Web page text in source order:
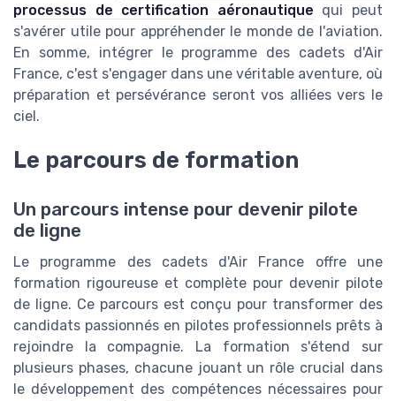
processus de certification aéronautique qui peut
s'avérer utile pour appréhender le monde de l'aviation.
En somme, intégrer le programme des cadets d'Air
France, c'est s'engager dans une véritable aventure, où
préparation et persévérance seront vos alliées vers le
ciel.
Le parcours de formation
Un parcours intense pour devenir pilote
de ligne
Le programme des cadets d'Air France offre une
formation rigoureuse et complète pour devenir pilote
de ligne. Ce parcours est conçu pour transformer des
candidats passionnés en pilotes professionnels prêts à
rejoindre la compagnie. La formation s'étend sur
plusieurs phases, chacune jouant un rôle crucial dans
le développement des compétences nécessaires pour